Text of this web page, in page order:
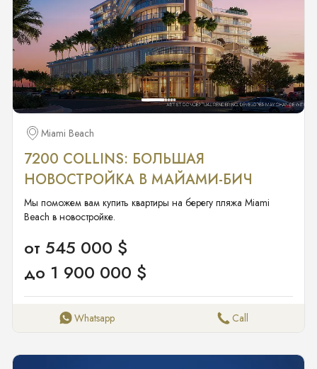
Miami Beach
7200 COLLINS: БОЛЬШАЯ
НОВОСТРОЙКА В МАЙАМИ-БИЧ
Мы поможем вам купить квартиры на берегу пляжа Miami
Beach в новостройке.
от 545 000 $
до 1 900 000 $
Whatsapp Call